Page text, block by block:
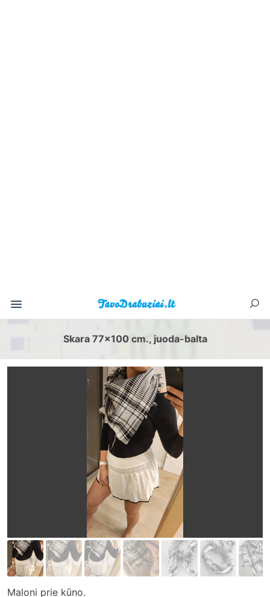
Skara 77x100 cm., juoda-balta
Maloni prie kūno.